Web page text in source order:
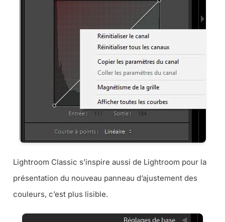
Lightroom Classic s’inspire aussi de Lightroom pour la
présentation du nouveau panneau d’ajustement des
couleurs, c’est plus lisible.